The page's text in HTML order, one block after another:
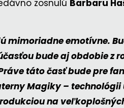
zosnulú Barbaru
mimoriadne emotívne.
bude aj obdobie z
táto časť bude pre
Magiky –
na